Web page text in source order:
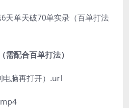
天单天破70单实录（百单打法
需配合百单打法）
电脑再打开）.url